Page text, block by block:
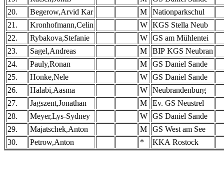
20.
Begerow,Arvid Kar M
Nationparkschul
21.
Kronhofmann,Celin W KGS Stella Neub
22.
Rybakova,Stefanie W GS am Mühlentei
23.
Sagel,Andreas M
BIP KGS Neubran
24.
Pauly,Ronan M
GS Daniel Sande
25.
Honke,Nele W GS Daniel Sande
26.
Halabi,Aasma W Neubrandenburg
27.
Jagszent,Jonathan M
Ev. GS Neustrel
28.
Meyer,Lys-Sydney W GS Daniel Sande
29.
Majatschek,Anton M
GS West am See
30.
Petrow,Anton * KKA Rostock